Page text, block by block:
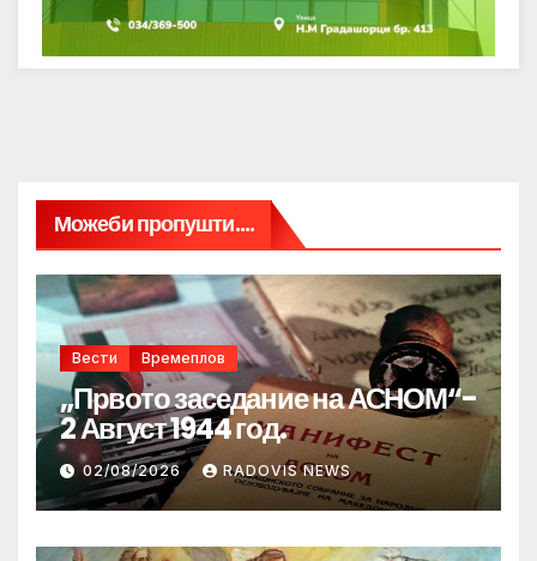
Можеби пропушти....
Вести Времеплов
„Првото заседание на АСНОМ“-
2 Август 1944 год.
02/08/2026 RADOVIS NEWS